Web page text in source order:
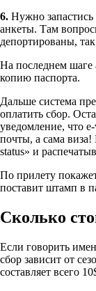
6. Нужно
анкеты. Там
депортированы,
На последнем шаге
копию паспорта.
Дальше система
оплатить сбор.
уведомление, что
почты, а сама
status» и
По прилету
поставит штамп в
Сколько
Если говорить
сбор зависит от
составляет всего